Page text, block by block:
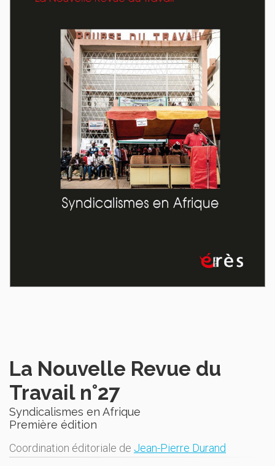
La Nouvelle Revue du
Travail n°27
Syndicalismes en Afrique
Première édition
Coordination éditoriale de Jean-Pierre Durand